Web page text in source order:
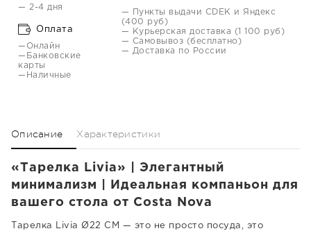
— 2-4 дня
Оплата
—Онлайн
—Банковские
карты
—Наличные
— Пункты выдачи CDEK и Яндекс
(400 руб)
— Курьерская доставка (1 100 руб)
— Самовывоз (бесплатно)
— Доставка по России
Описание Характеристики
«Тарелка Livia» | Элегантный
минимализм | Идеальная компаньон для
вашего стола от Costa Nova
Тарелка Livia Ø22 CM — это не просто посуда, это